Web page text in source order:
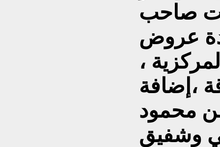
صاحب
عروض
،
،إضافة
محمود
وشفيق